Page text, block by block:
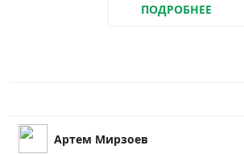
ПОДРОБНЕЕ
Артем Мирзоев